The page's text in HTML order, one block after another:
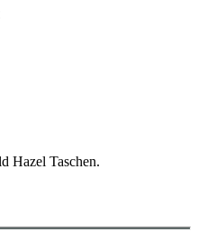
Hazel Taschen.